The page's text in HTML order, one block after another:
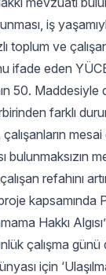
iş
toplum ve
eden
50. Maddesiyle
farklı
çalışan refahını
kapsamında
Hakkı
çalışma günü
için